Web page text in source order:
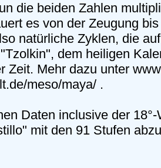
die beiden Zahlen
es von der Zeugung
natürliche Zyklen, die
dem heiligen
Zeit. Mehr dazu unter
meso/maya/ .
Daten inclusive der
mit den 91 Stufen